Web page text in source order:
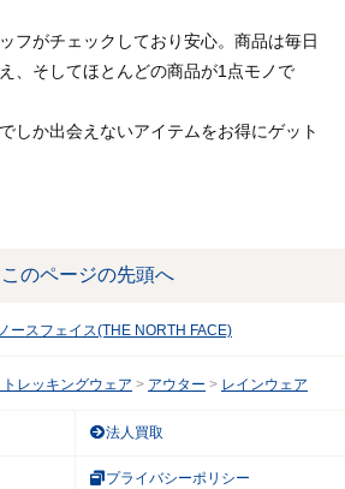
フがチェックしており安心。商品は毎日
、そしてほとんどの商品が1点モノで
しか出会えないアイテムをお得にゲット
このページの先頭へ
ノースフェイス(THE NORTH FACE)
レッキングウェア アウター レインウェア
法人買取
プライバシーポリシー